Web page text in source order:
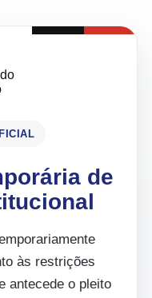
de
às restrições
antecede o pleito